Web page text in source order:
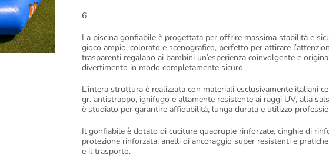
6
La piscina gonfiabile è progettata per offrire massima stabilità e
gioco ampio, colorato e scenografico, perfetto per attirare
trasparenti regalano ai bambini un’esperienza coinvolgente e
divertimento in modo completamente sicuro.
L’intera struttura è realizzata con materiali esclusivamente italiani
gr. antistrappo, ignifugo e altamente resistente ai raggi UV, alla
è studiato per garantire affidabilità, lunga durata e utilizzo
Il gonfiabile è dotato di cuciture quadruple rinforzate, cinghie di
protezione rinforzata, anelli di ancoraggio super resistenti e
e il trasporto.